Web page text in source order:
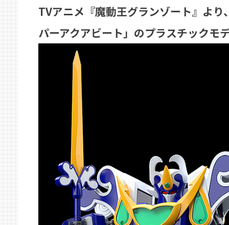
TVアニメ『魔動王グランゾート』より
パーアクアビート」のプラスチックモ